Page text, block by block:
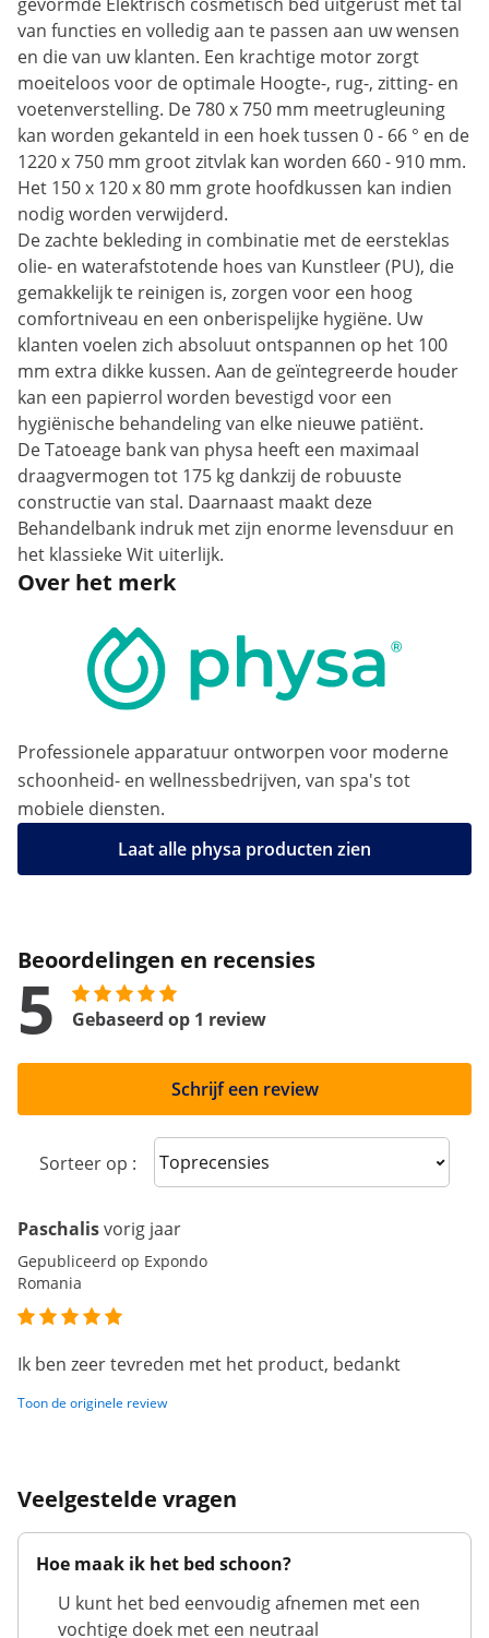
van functies en volledig aan te passen aan uw wensen
en die van uw klanten. Een krachtige motor zorgt
moeiteloos voor de optimale Hoogte-, rug-, zitting- en
voetenverstelling. De 780 x 750 mm meetrugleuning
kan worden gekanteld in een hoek tussen 0 - 66 ° en de
1220 x 750 mm groot zitvlak kan worden 660 - 910 mm.
Het 150 x 120 x 80 mm grote hoofdkussen kan indien
nodig worden verwijderd.
De zachte bekleding in combinatie met de eersteklas
olie- en waterafstotende hoes van Kunstleer (PU), die
gemakkelijk te reinigen is, zorgen voor een hoog
comfortniveau en een onberispelijke hygiëne. Uw
klanten voelen zich absoluut ontspannen op het 100
mm extra dikke kussen. Aan de geïntegreerde houder
kan een papierrol worden bevestigd voor een
hygiënische behandeling van elke nieuwe patiënt.
De Tatoeage bank van physa heeft een maximaal
draagvermogen tot 175 kg dankzij de robuuste
constructie van stal. Daarnaast maakt deze
Behandelbank indruk met zijn enorme levensduur en
het klassieke Wit uiterlijk.
Over het merk
Professionele apparatuur ontworpen voor moderne
schoonheid- en wellnessbedrijven, van spa's tot
mobiele diensten.
Laat alle physa producten zien
Beoordelingen en recensies
5 Gebaseerd op 1 review
Schrijf een review
Sorteer op : Sort reviews
Paschalisvorig jaar
Gepubliceerd op Expondo
Romania
Ik ben zeer tevreden met het product, bedankt
Toon de originele review
Veelgestelde vragen
Hoe maak ik het bed schoon?
U kunt het bed eenvoudig afnemen met een
vochtige doek met een neutraal